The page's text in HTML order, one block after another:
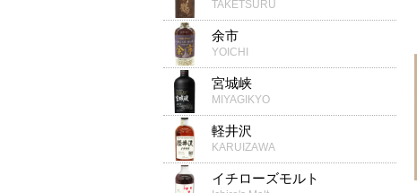
TAKETSURU
余市
YOICHI
宮城峡
MIYAGIKYO
軽井沢
KARUIZAWA
イチローズモルト